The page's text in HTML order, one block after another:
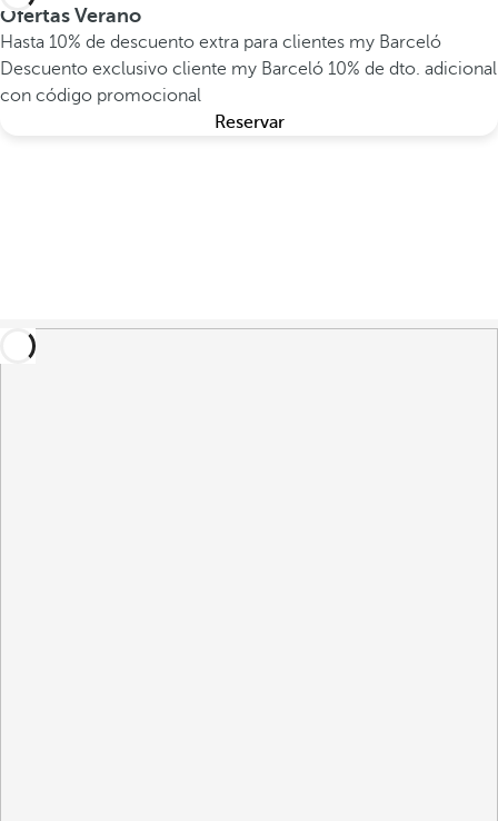
Ofertas Verano
Hasta 10% de descuento extra para clientes my Barceló
Descuento exclusivo cliente my Barceló 10% de dto. adicional
con código promocional
Reservar